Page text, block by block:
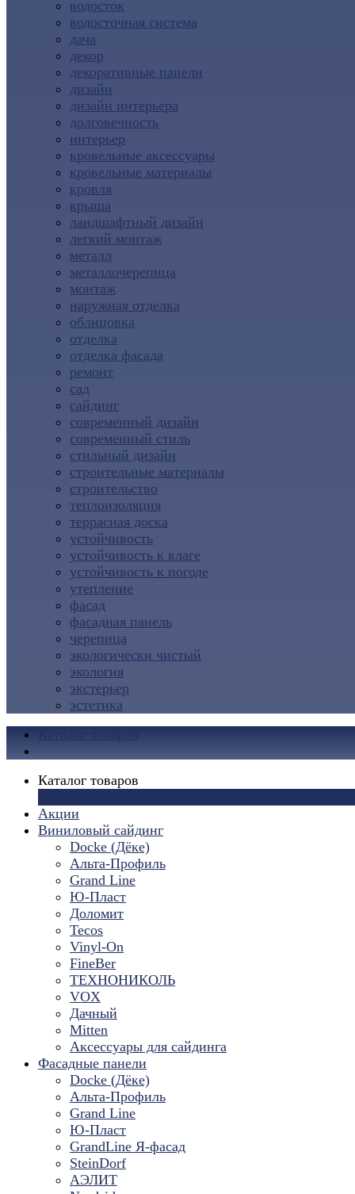
водосток
водосточная система
дача
декор
декоративные панели
дизайн
дизайн интерьера
долговечность
интерьер
кровельные аксессуары
кровельные материалы
кровля
крыша
ландшафтный дизайн
легкий монтаж
металл
металлочерепица
монтаж
наружная отделка
облицовка
отделка
отделка фасада
ремонт
сад
сайдинг
современный дизайн
современный стиль
стильный дизайн
строительные материалы
строительство
теплоизоляция
террасная доска
устойчивость
устойчивость к влаге
устойчивость к погоде
утепление
фасад
фасадная панель
черепица
экологически чистый
экология
экстерьер
эстетика
Каталог товаров
Акции
Виниловый сайдинг
Docke (Дёке)
Альта-Профиль
Grand Line
Ю-Пласт
Доломит
Tecos
Vinyl-On
FineBer
ТЕХНОНИКОЛЬ
VOX
Дачный
Mitten
Аксессуары для сайдинга
Фасадные панели
Docke (Дёке)
Альта-Профиль
Grand Line
Ю-Пласт
GrandLine Я-фасад
SteinDorf
АЭЛИТ